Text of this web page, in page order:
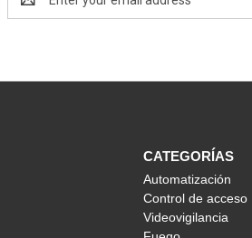
Address
CATEGORÍAS
Automatización
Control de acceso
Videovigilancia